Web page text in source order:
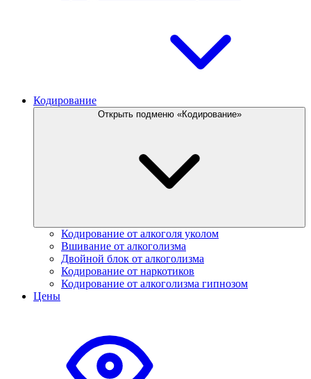
Кодирование
Открыть подменю «Кодирование»
Кодирование от алкоголя уколом
Вшивание от алкоголизма
Двойной блок от алкоголизма
Кодирование от наркотиков
Кодирование от алкоголизма гипнозом
Цены